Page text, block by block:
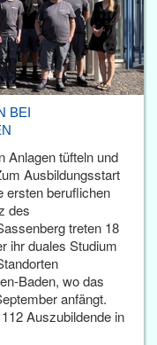
BEI
Anlagen tüfteln und
Ausbildungsstart
ersten beruflichen
des
treten 18
ihr duales Studium
Baden, wo das
anfängt.
Auszubildende in